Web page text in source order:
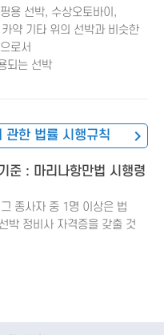
용 선박, 수상오토바이,
약 기타 위의 선박과 비슷한
로서
되는 선박
관한 법률 시행규칙
준 : 마리나항만법 시행령
종사자 중 1명 이상은 법
박 정비사 자격증을 갖출 것